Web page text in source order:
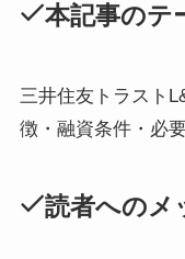
本記事のテ
三井住友トラスト
徴・融資条件・必
読者へのメ